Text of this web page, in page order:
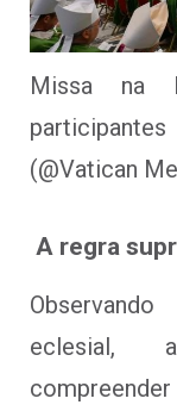
Missa na
(@Vatican
A regra
eclesial,